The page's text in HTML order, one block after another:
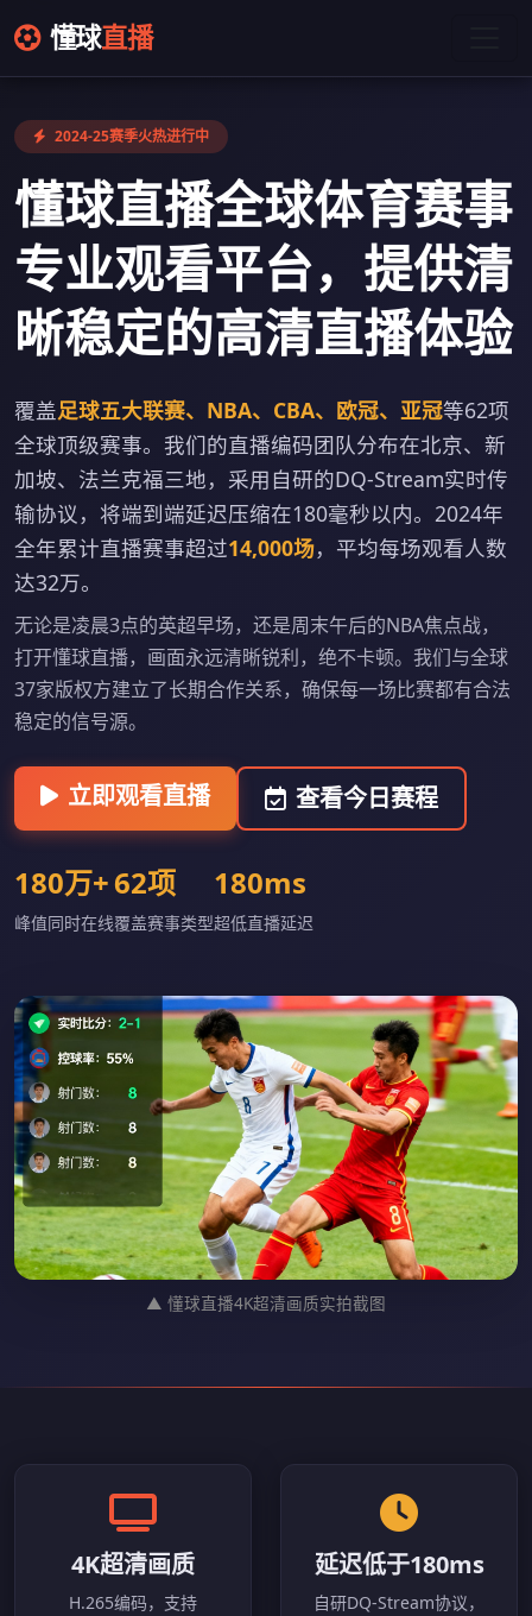
懂球直播
2024-25赛季火热进行中
懂球直播全球体育赛事
专业观看平台，提供清
晰稳定的高清直播体验
覆盖足球五大联赛、NBA、CBA、欧冠、亚冠等62项
全球顶级赛事。我们的直播编码团队分布在北京、新
加坡、法兰克福三地，采用自研的DQ-Stream实时传
输协议，将端到端延迟压缩在180毫秒以内。2024年
全年累计直播赛事超过14,000场，平均每场观看人数
达32万。
无论是凌晨3点的英超早场，还是周末午后的NBA焦点战，
打开懂球直播，画面永远清晰锐利，绝不卡顿。我们与全球
37家版权方建立了长期合作关系，确保每一场比赛都有合法
稳定的信号源。
立即观看直播 查看今日赛程
180万+
峰值同时在线
62项
覆盖赛事类型
180ms
超低直播延迟
▲ 懂球直播4K超清画质实拍截图
4K超清画质
H.265编码，支持
延迟低于180ms
自研DQ-Stream协议，